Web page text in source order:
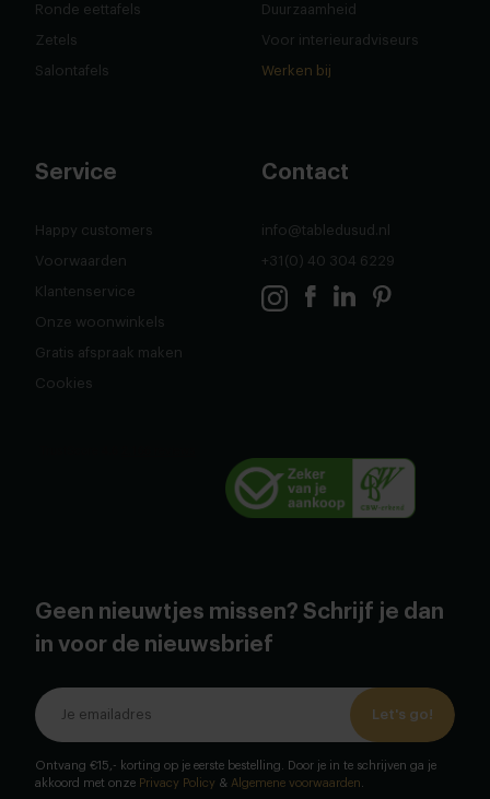
Ronde eettafels
Zetels
Salontafels
Duurzaamheid
Voor interieuradviseurs
Werken bij
Service
Happy customers
Voorwaarden
Klantenservice
Onze woonwinkels
Gratis afspraak maken
Cookies
Contact
info@tabledusud.nl
+31(0) 40 304 6229
Geen nieuwtjes missen? Schrijf je dan
in voor de nieuwsbrief
Let's go!
Ontvang €15,- korting op je eerste bestelling. Door je in te schrijven ga je
akkoord met onze Privacy Policy & Algemene voorwaarden